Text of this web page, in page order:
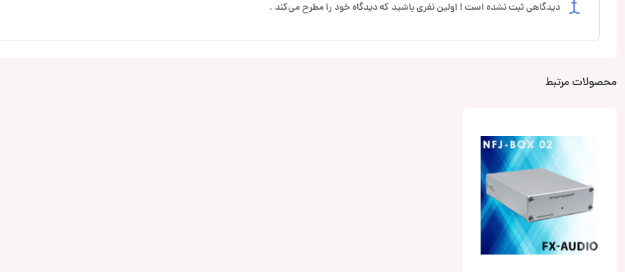
دیدگاهی ثبت نشده است ! اولین نفری باشید که دیدگاه خود را مطرح می‌کند .
محصولات مرتبط